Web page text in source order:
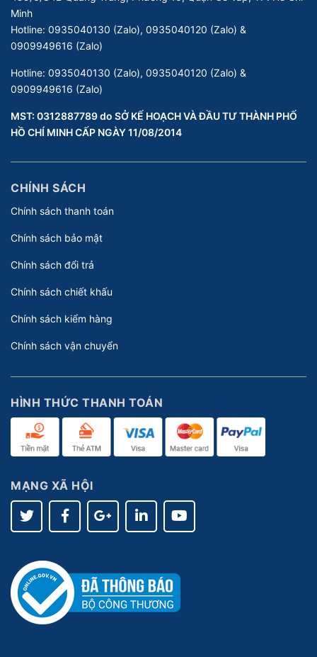
Minh
Hotline: 0935040130 (Zalo), 0935040120 (Zalo) &
0909949616 (Zalo)
Hotline: 0935040130 (Zalo), 0935040120 (Zalo) &
0909949616 (Zalo)
MST: 0312887789 do SỞ KẾ HOẠCH VÀ ĐẦU TƯ THÀNH PHỐ
HỒ CHÍ MINH CẤP NGÀY 11/08/2014
CHÍNH SÁCH
Chính sách thanh toán
Chính sách bảo mật
Chính sách đổi trả
Chính sách chiết khấu
Chính sách kiểm hàng
Chính sách vận chuyển
HÌNH THỨC THANH TOÁN
MẠNG XÃ HỘI